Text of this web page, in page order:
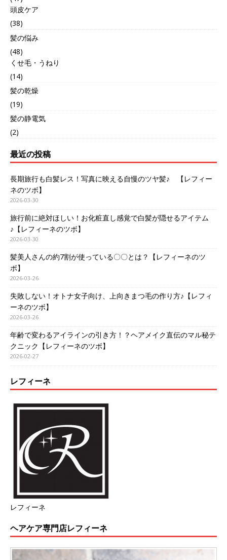
頭皮ケア
(38)
髪の悩み
(48)
くせ毛・うねり
(14)
髪の乾燥
(19)
髪の静電気
(2)
最近の投稿
長期旅行も白髪レス！写真に映える自慢のツヤ髪♪ 【レフィー
ネのツボ】
2026-03-30
旅行前に絶対ほしい！お化粧直し感覚で白髪が隠せるアイテム
♪【レフィーネのツボ】
2026-03-30
髪美人さんの約7割が使っている〇〇とは？【レフィーネのツ
ボ】
2026-03-26
失敗しない！オトナ女子向け、上向きまつ毛の作り方♪【レフィ
ーネのツボ】
2026-03-26
年齢で変わるアイラインの引き方！？ヘアメイク直伝のマル秘テ
クニック【レフィーネのツボ】
2026-02-27
レフィーネ
レフィーネ
ヘアケア専門店レフィーネ